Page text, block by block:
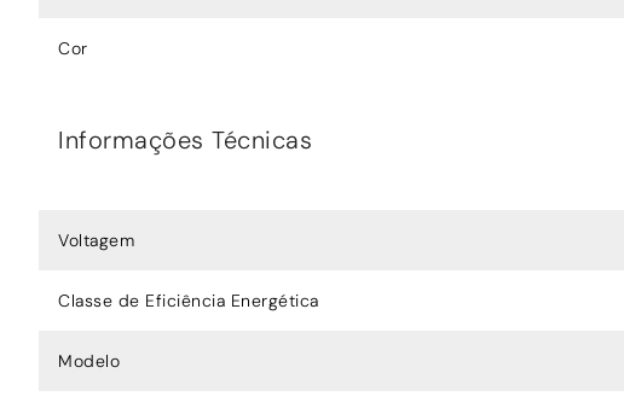
Cor
Informações Técnicas
Voltagem
Classe de Eficiência Energética
Modelo